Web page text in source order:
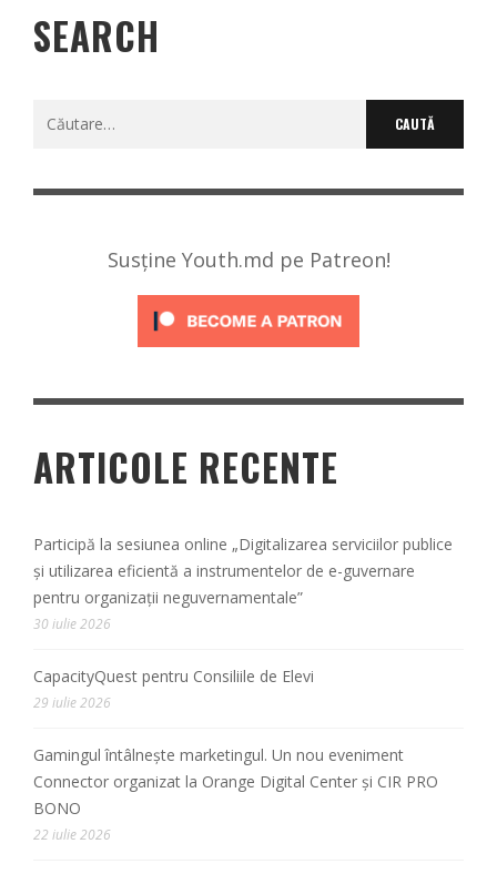
SEARCH
Caută
Susține Youth.md pe Patreon!
ARTICOLE RECENTE
Participă la sesiunea online „Digitalizarea serviciilor publice
și utilizarea eficientă a instrumentelor de e-guvernare
pentru organizații neguvernamentale”
30 iulie 2026
CapacityQuest pentru Consiliile de Elevi
29 iulie 2026
Gamingul întâlnește marketingul. Un nou eveniment
Connector organizat la Orange Digital Center și CIR PRO
BONO
22 iulie 2026